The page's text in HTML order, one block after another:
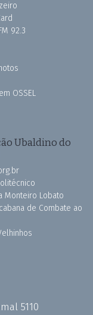
92.3
OSSEL
Ubaldino do
Monteiro Lobato
de Combate ao
5110